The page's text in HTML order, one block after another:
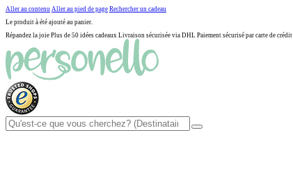
Aller au contenu Aller au pied de page Rechercher un cadeau
Le produit à été ajouté au panier.
Répandez la joie Plus de 50 idées cadeaux Livraison sécurisée via DHL Paiement sécurisé par carte de crédit